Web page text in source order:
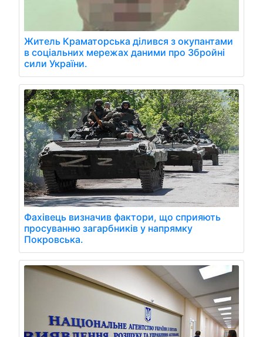
Житель Краматорська ділився з окупантами
в соціальних мережах даними про Збройні
сили України.
Фахівець визначив фактори, що сприяють
просуванню загарбників у напрямку
Покровська.